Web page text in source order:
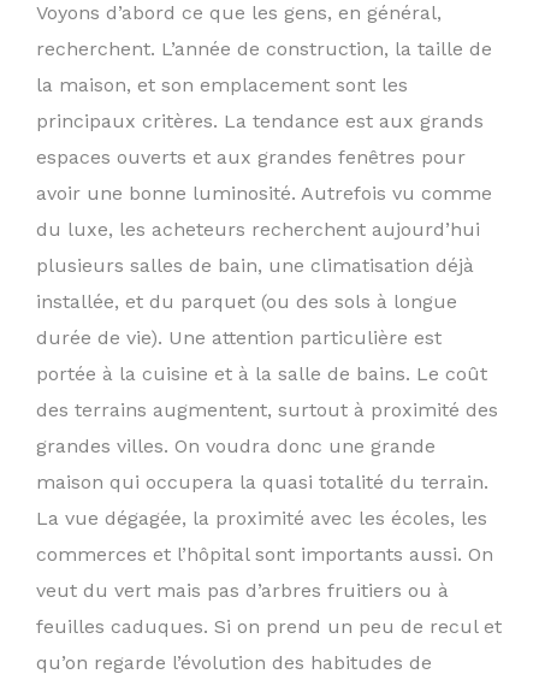
Voyons d’abord ce que les gens, en général,
recherchent. L’année de construction, la taille de
la maison, et son emplacement sont les
principaux critères. La tendance est aux grands
espaces ouverts et aux grandes fenêtres pour
avoir une bonne luminosité. Autrefois vu comme
du luxe, les acheteurs recherchent aujourd’hui
plusieurs salles de bain, une climatisation déjà
installée, et du parquet (ou des sols à longue
durée de vie). Une attention particulière est
portée à la cuisine et à la salle de bains. Le coût
des terrains augmentent, surtout à proximité des
grandes villes. On voudra donc une grande
maison qui occupera la quasi totalité du terrain.
La vue dégagée, la proximité avec les écoles, les
commerces et l’hôpital sont importants aussi. On
veut du vert mais pas d’arbres fruitiers ou à
feuilles caduques. Si on prend un peu de recul et
qu’on regarde l’évolution des habitudes de